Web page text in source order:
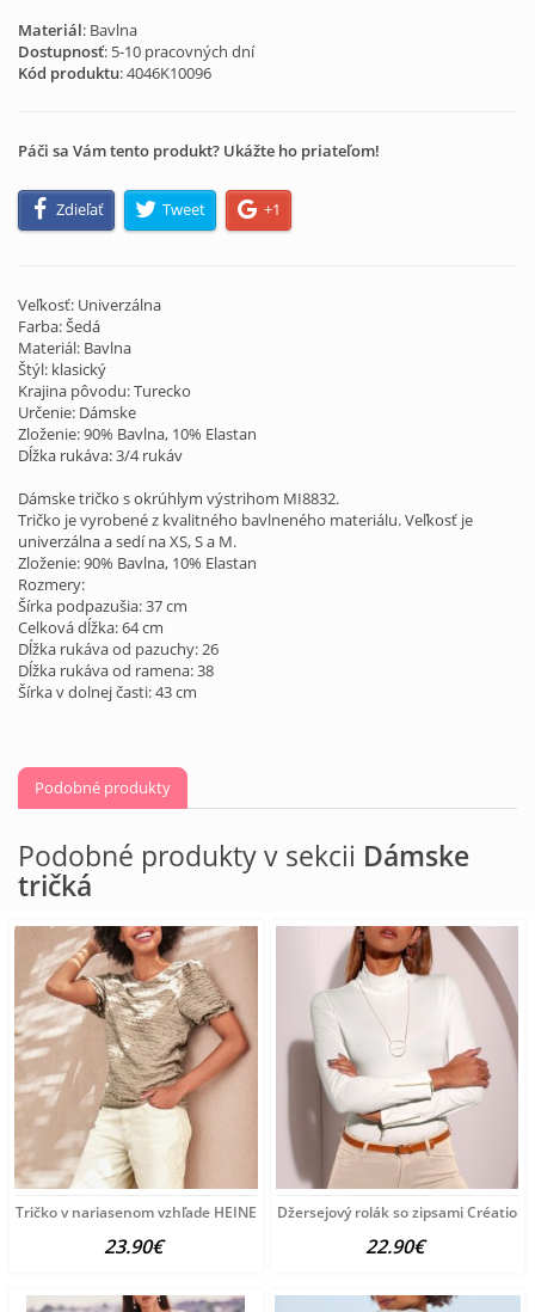
Materiál: Bavlna
Dostupnosť: 5-10 pracovných dní
Kód produktu:4046K10096
Páči sa Vám tento produkt? Ukážte ho priateľom!
Zdieľať Tweet +1
Veľkosť: Univerzálna
Farba: Šedá
Materiál: Bavlna
Štýl: klasický
Krajina pôvodu: Turecko
Určenie: Dámske
Zloženie: 90% Bavlna, 10% Elastan
Dĺžka rukáva: 3/4 rukáv
Dámske tričko s okrúhlym výstrihom MI8832.
Tričko je vyrobené z kvalitného bavlneného materiálu. Veľkosť je
univerzálna a sedí na XS, S a M.
Zloženie: 90% Bavlna, 10% Elastan
Rozmery:
Šírka podpazušia: 37 cm
Celková dĺžka: 64 cm
Dĺžka rukáva od pazuchy: 26
Dĺžka rukáva od ramena: 38
Šírka v dolnej časti: 43 cm
Podobné produkty
Podobné produkty v sekcii Dámske
tričká
Tričko v nariasenom vzhľade HEINE, sivobéžové
23.90€
Džersejový rolák so zipsami Création
22.90€